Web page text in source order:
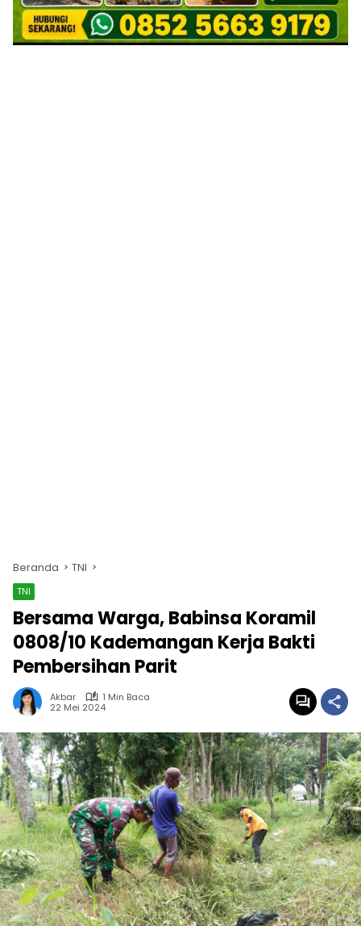
Beranda TNI
TNI
Bersama Warga, Babinsa Koramil
0808/10 Kademangan Kerja Bakti
Pembersihan Parit
Akbar
1 Min Baca
22 Mei 2024